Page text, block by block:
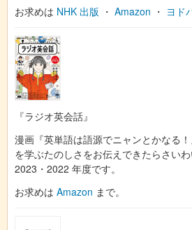
お求めは NHK 出版 ・ Amazon ・ ヨド
『ラジオ英会話』
漫画『英単語は語源でニャンとかなる
を学ぶたのしさをお伝えできたらさい
2023・2022 年度です。
お求めは Amazon まで。